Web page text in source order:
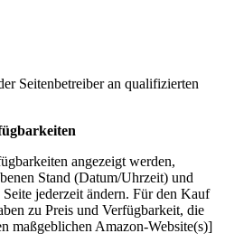
Seitenbetreiber an qualifizierten
angezeigt werden,
Stand (Datum/Uhrzeit) und
jederzeit ändern. Für den Kauf
zu Preis und Verfügbarkeit, die
maßgeblichen Amazon-Website(s)]